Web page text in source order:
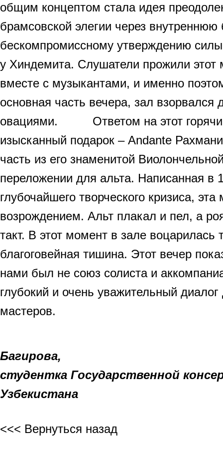
общим концептом стала идея
брамсовской элегии через внутреннюю
бескомпромиссному утверждению силы
у Хиндемита. Слушатели прожили этот
вместе с музыкантами, и именно
основная часть вечера, зал взорвался
овациями. Ответом на этот
изысканный подарок – Andante
часть из его знаменитой
переложении для альта. Написанная в
глубочайшего творческого кризиса,
возрождением. Альт плакал и пел, а
такт. В этот момент в зале
благоговейная тишина. Этот вечер
нами был не союз солиста и
глубокий и очень уважительный
мастеров.
Багирова,
студентка Государственной
Узбекистана
<<< Вернуться назад